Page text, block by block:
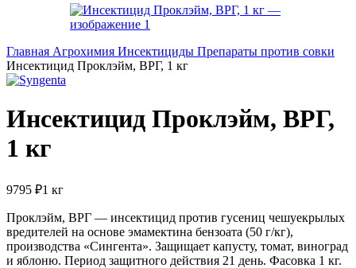
Главная Агрохимия Инсектициды Препараты против совки
Инсектицид Проклэйм, ВРГ, 1 кг
Инсектицид Проклэйм, ВРГ,
1 кг
9795 ₽1 кг
Проклэйм, ВРГ — инсектицид против гусениц чешуекрылых
вредителей на основе эмамектина бензоата (50 г/кг),
производства «Сингента». Защищает капусту, томат, виноград
и яблоню. Период защитного действия 21 день. Фасовка 1 кг.